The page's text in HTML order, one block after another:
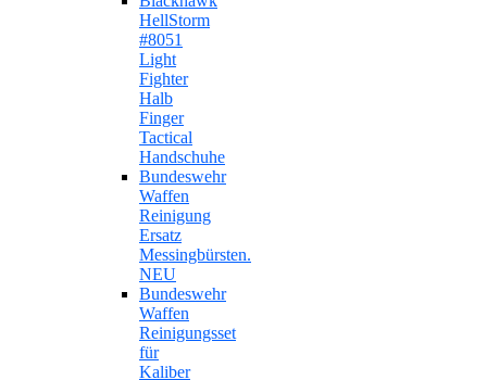
HellStorm
#8051
Light
Fighter
Halb
Finger
Tactical
Handschuhe
Bundeswehr
Waffen
Reinigung
Ersatz
Messingbürsten.
NEU
Bundeswehr
Waffen
Reinigungsset
für
Kaliber